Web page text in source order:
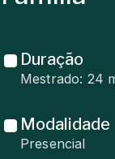
Duração
Mestrado: 24
Modalidade
Presencial